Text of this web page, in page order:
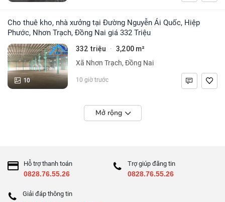
Cho thuê kho, nhà xưởng tại Đường Nguyễn Ái Quốc, Hiệp
Phước, Nhơn Trạch, Đồng Nai giá 332 Triệu
10
332 triệu · 3,200 m²
Xã Nhơn Trạch, Đồng Nai
10 giờ trước
Mở rộng
Hỗ trợ thanh toán
0828.76.55.26
Trợ giúp đăng tin
0828.76.55.26
Giải đáp thông tin